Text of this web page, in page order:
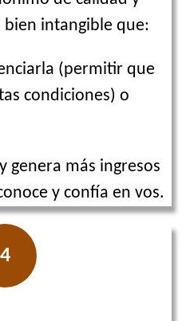
bien intangible que:
(permitir que
condiciones) o
y genera más ingresos
y confía en vos.
4